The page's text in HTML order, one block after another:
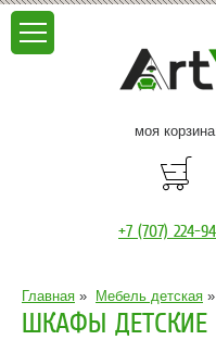
моя
+7 (707) 224-
Главная » Мебель детская »
ШКАФЫ ДЕТСКИЕ